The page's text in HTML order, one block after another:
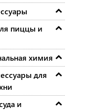
пиццы и
химия
для
и